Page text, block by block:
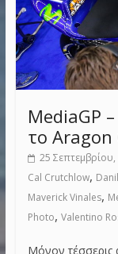
MediaGP
το Aragon
25 Σεπτεμβρίου,
Cal Crutchlow,
Maverick Vinales,
Photo, Valentino
Μόνον